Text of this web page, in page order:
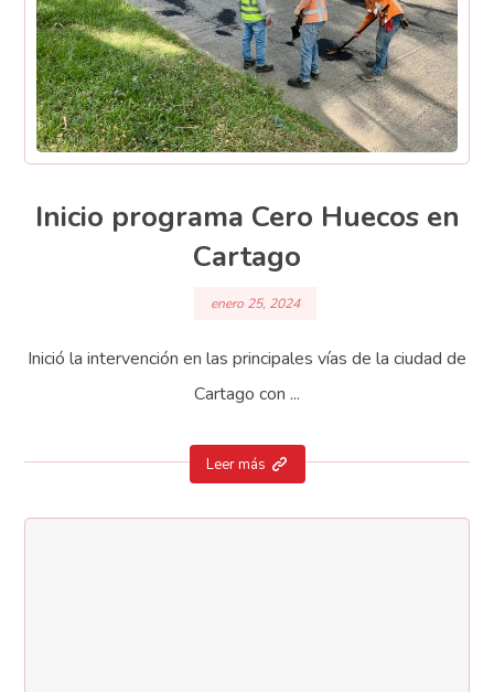
Inicio programa Cero Huecos en
Cartago
enero 25, 2024
Inició la intervención en las principales vías de la ciudad de
Cartago con ...
Leer más